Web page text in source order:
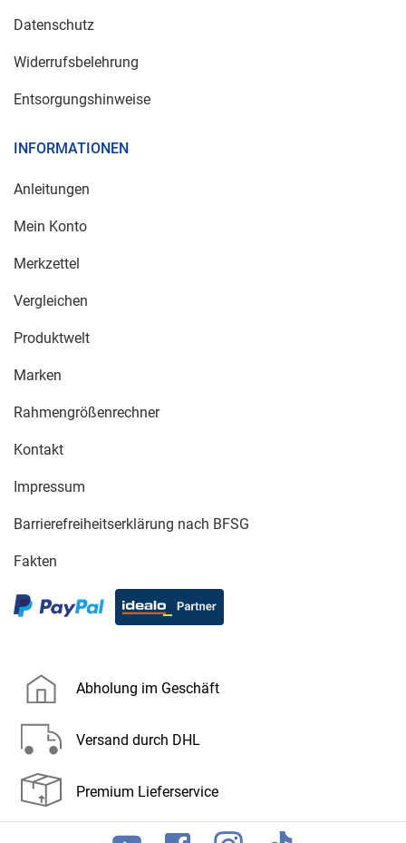
Datenschutz
Widerrufsbelehrung
Entsorgungshinweise
INFORMATIONEN
Anleitungen
Mein Konto
Merkzettel
Vergleichen
Produktwelt
Marken
Rahmengrößenrechner
Kontakt
Impressum
Barrierefreiheitserklärung nach BFSG
Fakten
Abholung im Geschäft
Versand durch DHL
Premium Lieferservice